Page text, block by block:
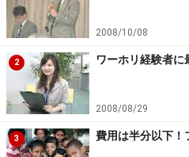
2008/10/08
2 ワーホリ経験者に
2008/08/29
3 費用は半分以下！